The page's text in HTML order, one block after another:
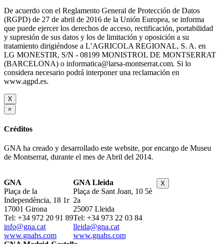
De acuerdo con el Reglamento General de Protección de Datos
(RGPD) de 27 de abril de 2016 de la Unión Europea, se informa
que puede ejercer los derechos de acceso, rectificación, portabilidad
y supresión de sus datos y los de limitación y oposición a su
tratamiento dirigiéndose a L’AGRICOLA REGIONAL, S. A. en
LG MONESTIR, S/N - 08199 MONISTROL DE MONTSERRAT
(BARCELONA) o informatica@larsa-montserrat.com. Si lo
considera necesario podrá interponer una reclamación en
www.agpd.es.
X
×
Créditos
GNA ha creado y desarrollado este website, por encargo de Museu
de Montserrat, durante el mes de Abril del 2014.
GNA
Plaça de la
Independència, 18 1r
17001 Girona
Tel: +34 972 20 91 89
info@gna.cat
www.gnahs.com
GNA Lleida
Plaça de Sant Joan, 10 5è
2a
25007 Lleida
Tel: +34 973 22 03 84
lleida@gna.cat
www.gnahs.com
X